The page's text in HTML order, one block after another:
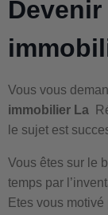
Vous vous
immobilier La
le sujet est
Vous êtes sur le
temps par
Etes vous